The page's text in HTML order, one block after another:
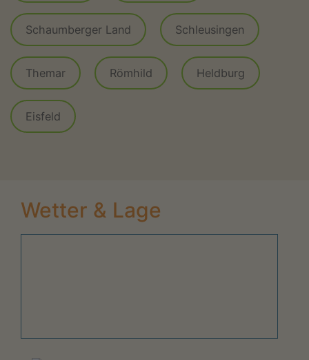
Schaumberger Land Schleusingen
Themar Römhild Heldburg
Eisfeld
Wetter & Lage